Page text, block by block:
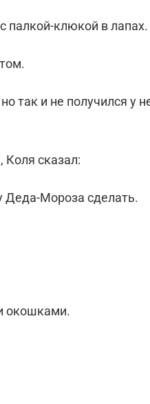
клюкой в лапах.
так и не получился у
Коля сказал:
Деда-Мороза сделать.
окошками.